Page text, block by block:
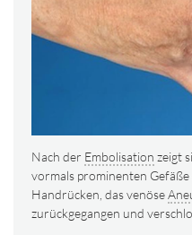
Nach der Embolisation zeigt
vormals prominenten
Handrücken, das venöse
zurückgegangen und